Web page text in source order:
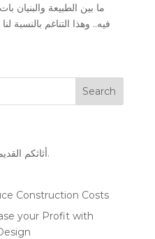
ما بين الطبيعة والبنيان
فيه.. وهذا التناغم
أثاثكم القديم.. بين تقديره وتجديده آفاق بيئية.
Construction Costs
your Profit with